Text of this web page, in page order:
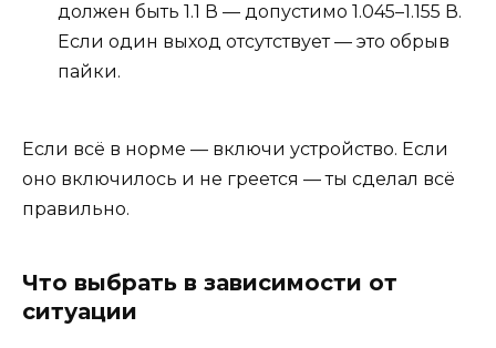
должен быть 1.1 В — допустимо 1.045–1.155 В.
Если один выход отсутствует — это обрыв
пайки.
Если всё в норме — включи устройство. Если
оно включилось и не греется — ты сделал всё
правильно.
Что выбрать в зависимости от
ситуации